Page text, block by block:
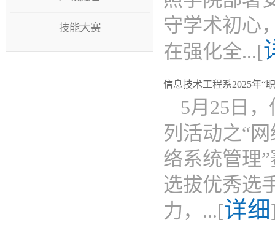
技能大赛
守学术初心
在强化全...[
信息技术工程系2025年“
5月25日
列活动之“
络系统管理
选拔优秀选
力，...[详细